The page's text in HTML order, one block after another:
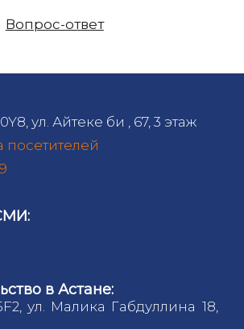
Вопрос-ответ
ул. Айтеке би , 67, 3 этаж
в Астане:
ул. Малика Габдуллина 18,